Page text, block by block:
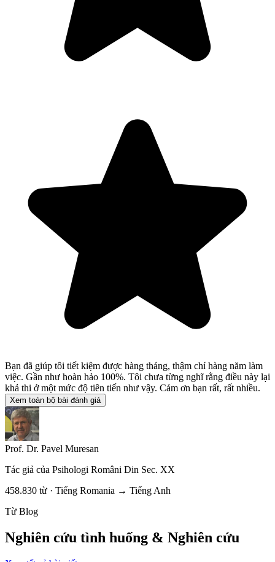
Bạn đã giúp tôi tiết kiệm được hàng tháng, thậm chí hàng năm làm
việc. Gần như hoàn hảo 100%. Tôi chưa từng nghĩ rằng điều này lại
khả thi ở một mức độ tiên tiến như vậy. Cảm ơn bạn rất, rất nhiều.
Xem toàn bộ bài đánh giá
Prof. Dr. Pavel Muresan
Tác giả của Psihologi Români Din Sec. XX
458.830 từ · Tiếng Romania → Tiếng Anh
Từ Blog
Nghiên cứu tình huống & Nghiên cứu